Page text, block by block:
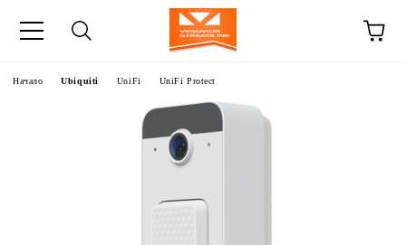
Начало Ubiquiti UniFi UniFi Protect